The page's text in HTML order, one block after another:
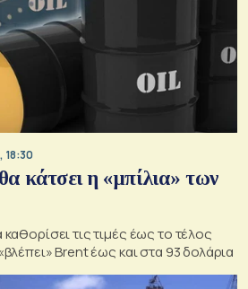
18:30
κάτσει η «μπίλια» των
τις τιμές έως το τέλος
Brent έως και στα 93 δολάρια